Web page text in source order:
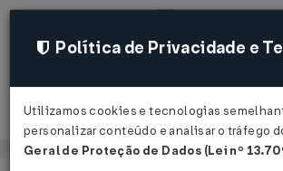
Política de Privacidade e
Utilizamos cookies e tecnologias
personalizar conteúdo e analisar o tráfego
Geral de Proteção de Dados (Lei nº